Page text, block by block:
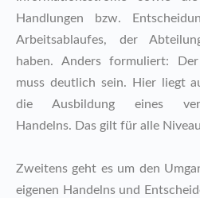
Handlungen bzw.
Arbeitsablaufes, der
haben. Anders formuliert: Der
muss deutlich sein. Hier liegt
die Ausbildung eines
Handelns. Das gilt für alle
Zweitens geht es um den
eigenen Handelns und